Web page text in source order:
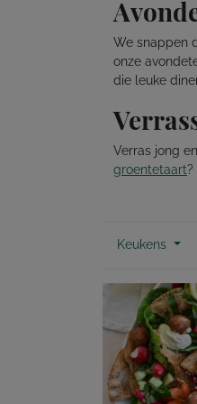
We snappen
onze
die leuke
Verras jong
groentetaart?
Keukens